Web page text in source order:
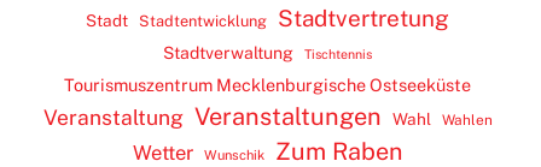
Stadt Stadtentwicklung Stadtvertretung
Stadtverwaltung Tischtennis
Tourismuszentrum Mecklenburgische Ostseeküste
Veranstaltung Veranstaltungen Wahl Wahlen
Wetter Wunschik Zum Raben